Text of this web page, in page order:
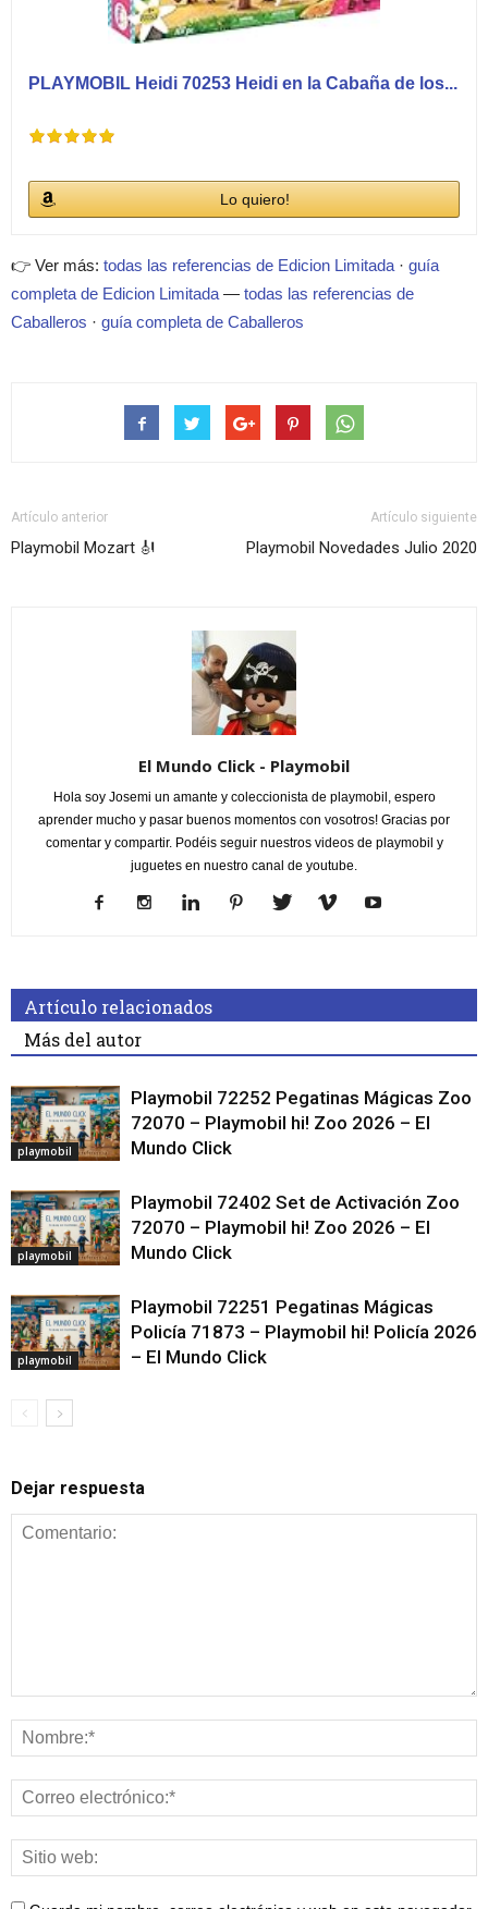
PLAYMOBIL Heidi 70253 Heidi en la Cabaña de los...
Lo quiero!
👉 Ver más: todas las referencias de Edicion Limitada · guía
completa de Edicion Limitada — todas las referencias de
Caballeros · guía completa de Caballeros
Artículo anterior
Playmobil Mozart 🎻
Artículo siguiente
Playmobil Novedades Julio 2020
El Mundo Click - Playmobil
Hola soy Josemi un amante y coleccionista de playmobil, espero
aprender mucho y pasar buenos momentos con vosotros! Gracias por
comentar y compartir. Podéis seguir nuestros videos de playmobil y
juguetes en nuestro canal de youtube.
Artículo relacionados
Más del autor
playmobil
Playmobil 72252 Pegatinas Mágicas Zoo
72070 – Playmobil hi! Zoo 2026 – El
Mundo Click
playmobil
Playmobil 72402 Set de Activación Zoo
72070 – Playmobil hi! Zoo 2026 – El
Mundo Click
playmobil
Playmobil 72251 Pegatinas Mágicas
Policía 71873 – Playmobil hi! Policía 2026
– El Mundo Click
Dejar respuesta